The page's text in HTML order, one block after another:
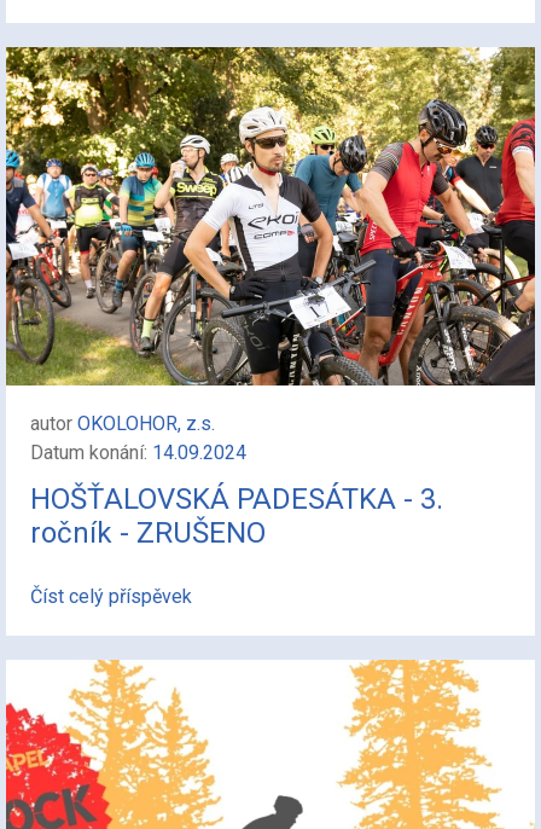
autor OKOLOHOR, z.s.
Datum konání: 14.09.2024
HOŠŤALOVSKÁ PADESÁTKA - 3.
ročník - ZRUŠENO
Číst celý příspěvek